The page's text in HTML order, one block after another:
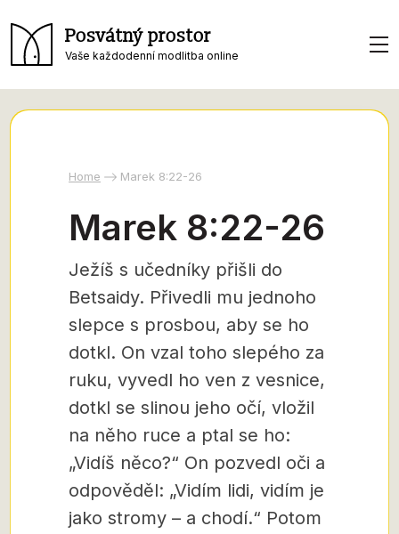
Posvátný prostor
Vaše každodenní modlitba online
Home Marek 8:22-26
Marek 8:22-26
Ježíš s učedníky přišli do
Betsaidy. Přivedli mu jednoho
slepce s prosbou, aby se ho
dotkl. On vzal toho slepého za
ruku, vyvedl ho ven z vesnice,
dotkl se slinou jeho očí, vložil
na něho ruce a ptal se ho:
„Vidíš něco?“ On pozvedl oči a
odpověděl: „Vidím lidi, vidím je
jako stromy – a chodí.“ Potom